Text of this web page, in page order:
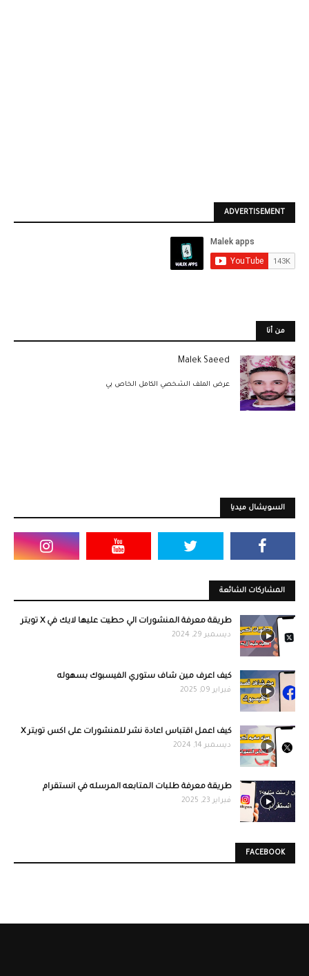
ADVERTISEMENT
من أنا
Malek Saeed
عرض الملف الشخصي الكامل الخاص بي
السويشال ميديا
المشاركات الشائعة
طريقة معرفة المنشورات الي حطيت عليها لايك في X تويتر
ديسمبر 29, 2024
كيف اعرف مين شاف ستوري الفيسبوك بسهوله
فبراير 09, 2025
كيف اعمل اقتباس اعادة نشر للمنشورات على اكس تويتر X
ديسمبر 14, 2024
طريقة معرفة طلبات المتابعه المرسله في انستقرام
فبراير 23, 2025
FACEBOOK